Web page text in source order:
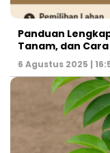
Panduan
Tanam, dan
6 Agustus 2025 |